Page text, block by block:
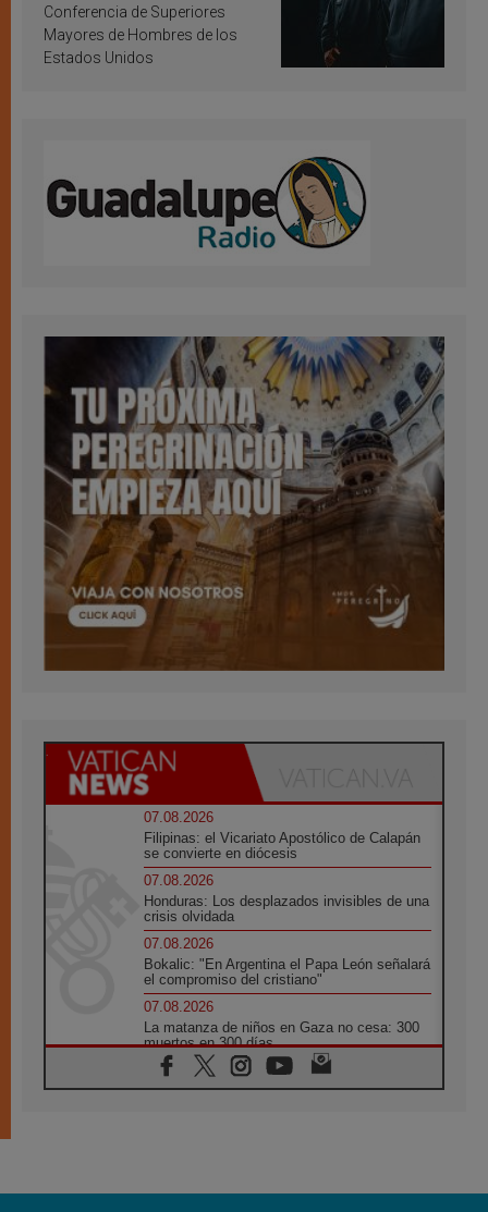
Conferencia de Superiores
Mayores de Hombres de los
Estados Unidos
07.08.2026
Filipinas: el Vicariato Apostólico de Calapán
se convierte en diócesis
07.08.2026
Honduras: Los desplazados invisibles de una
crisis olvidada
07.08.2026
Bokalic: "En Argentina el Papa León señalará
el compromiso del cristiano"
07.08.2026
La matanza de niños en Gaza no cesa: 300
muertos en 300 días
07.08.2026
Tagle: La guerra desfigura el mundo, solo la